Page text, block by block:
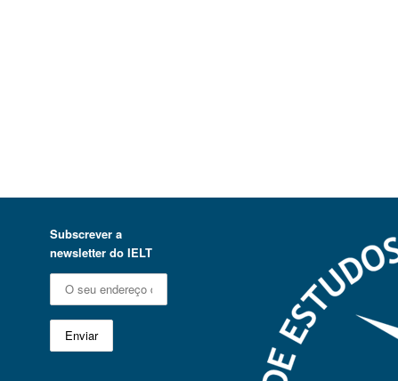
Subscrever a
newsletter do IELT